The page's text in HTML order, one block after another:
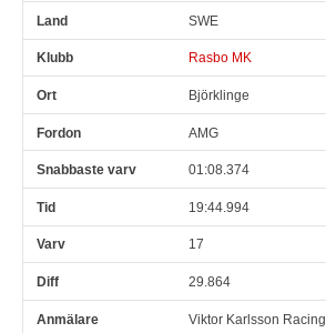
SWE
Rasbo MK
Björklinge
AMG
01:08.374
19:44.994
17
29.864
Viktor Karlsson Racing